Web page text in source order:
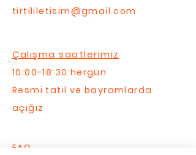
tirtililetisim@gmail.com
Çalışma saatlerimiz
10:00-18:30 hergün
Resmi tatil ve bayramlarda
açığız
FAQ